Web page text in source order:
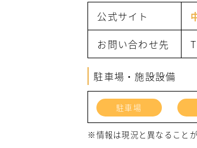
公式サイト
お問い合わせ先
駐車場・施設設備
駐車場
※情報は現況と異なること